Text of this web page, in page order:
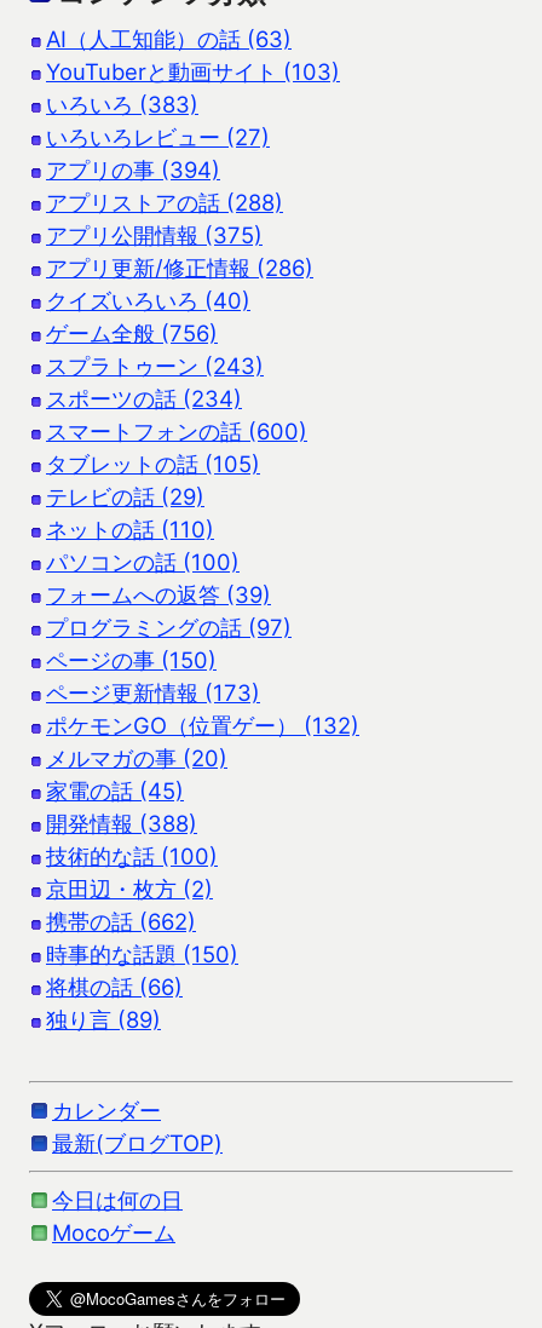
AI（人工知能）の話 (63)
YouTuberと動画サイト (103)
いろいろ (383)
いろいろレビュー (27)
アプリの事 (394)
アプリストアの話 (288)
アプリ公開情報 (375)
アプリ更新/修正情報 (286)
クイズいろいろ (40)
ゲーム全般 (756)
スプラトゥーン (243)
スポーツの話 (234)
スマートフォンの話 (600)
タブレットの話 (105)
テレビの話 (29)
ネットの話 (110)
パソコンの話 (100)
フォームへの返答 (39)
プログラミングの話 (97)
ページの事 (150)
ページ更新情報 (173)
ポケモンGO（位置ゲー） (132)
メルマガの事 (20)
家電の話 (45)
開発情報 (388)
技術的な話 (100)
京田辺・枚方 (2)
携帯の話 (662)
時事的な話題 (150)
将棋の話 (66)
独り言 (89)
カレンダー
最新(ブログTOP)
今日は何の日
Mocoゲーム